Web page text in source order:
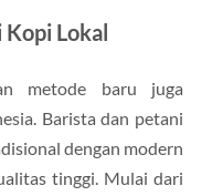
Kopi Lokal
metode baru juga
Barista dan petani
dengan modern
tinggi. Mulai dari